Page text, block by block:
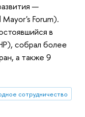
—
Forum).
в
собрал более
а также 9
сотрудничество